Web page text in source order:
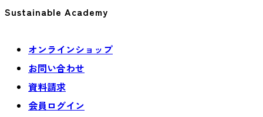
Sustainable Academy
オンラインショップ
お問い合わせ
資料請求
会員ログイン